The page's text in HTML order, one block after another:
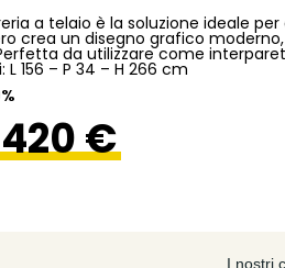
a telaio è la soluzione ideale
crea un disegno grafico
da utilizzare come
L 156 – P 34 – H 266 cm
420 €